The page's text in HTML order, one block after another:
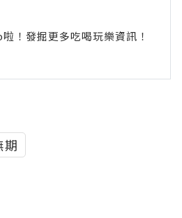
！發掘更多吃喝玩樂資訊！
期